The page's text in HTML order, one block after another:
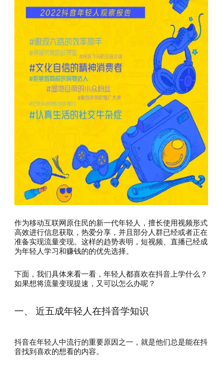
作为移动互联网原住民的新一代年轻人，擅长使用视频形式
高效进行信息获取，热爱分享，并且部分人群已经或者正在
准备实现流量变现。这样的趋势表明，短视频、直播已经成
为年轻人学习和赚钱的的优先选择。
下面，我们具体来看一看，年轻人都喜欢在抖音上学什么？
如果想将流量变现提速，又可以怎么办呢？
一、 近五成年轻人在抖音学知识
抖音在年轻人中流行的重要原因之一，就是他们总是能在抖
音找到喜欢的想看的内容。